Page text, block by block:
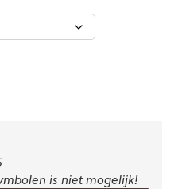
is niet mogelijk!